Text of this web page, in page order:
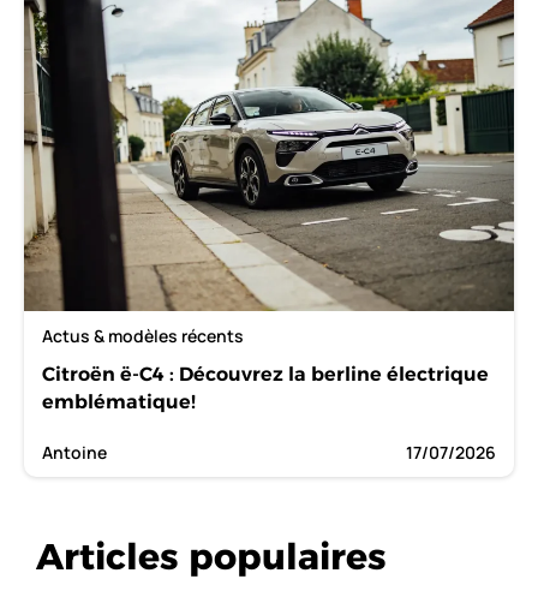
Actus & modèles récents
Citroën ë-C4 : Découvrez la berline électrique
emblématique!
Antoine 17/07/2026
Articles populaires